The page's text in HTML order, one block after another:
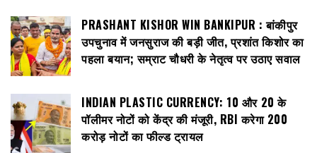
PRASHANT KISHOR WIN BANKIPUR : बांकीपुर
उपचुनाव में जनसुराज की बड़ी जीत, प्रशांत किशोर का
पहला बयान; सम्राट चौधरी के नेतृत्व पर उठाए सवाल
INDIAN PLASTIC CURRENCY: ₹10 और ₹20 के
पॉलीमर नोटों को केंद्र की मंजूरी, RBI करेगा 200
करोड़ नोटों का फील्ड ट्रायल